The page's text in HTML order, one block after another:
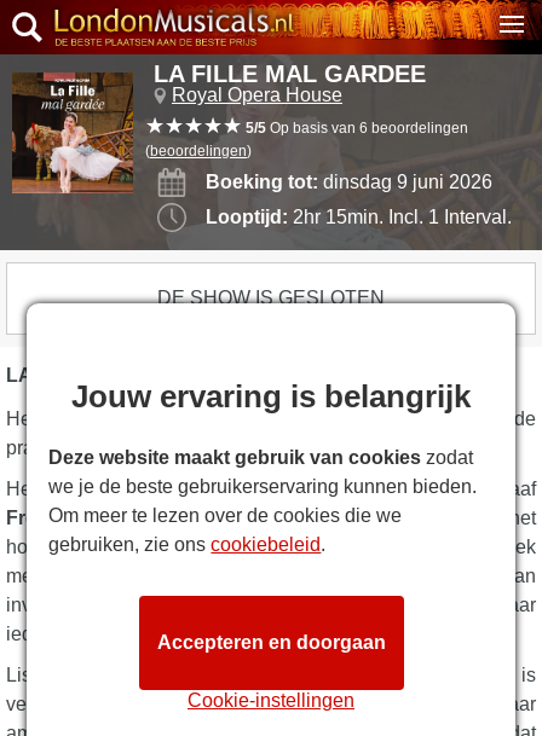
LA FILLE MAL GARDEE
Royal Opera House
5/5 Op basis van 6 beoordelingen
(beoordelingen)
Boeking tot: dinsdag 9 juni 2026
Looptijd: 2hr 15min. Incl. 1 Interval.
DE SHOW IS GESLOTEN
LA FILLE MAL GARDEE BESCHRIJVING
Het is een ballet van pure zonneschijn! Je zult dol zijn op de
prachtige
La Fille mal gardee
Het verrukkelijk vrolijke ballet van oprichter en choreograaf
Frederick Ashtonvan het Royal Ballet betreedt het
hoofdpodium. Een heerlijk verhaal over een mooi, energiek
meisje dat uit liefde wil trouwen. Vol humor en rijk aan
inventieve choreografie, dit is een van die balletten waar
iedereen in het gezin van zal genieten.
Lise is de enige dochter van de rijke weduwe Simone. Ze is
verliefd op een jonge boer genaamd Colas, maar haar
Jouw ervaring is belangrijk
Deze website maakt gebruik van cookies zodat
we je de beste gebruikerservaring kunnen bieden.
Om meer te lezen over de cookies die we
gebruiken, zie onscookiebeleid.
Cookie-instellingen
Accepteren en doorgaan